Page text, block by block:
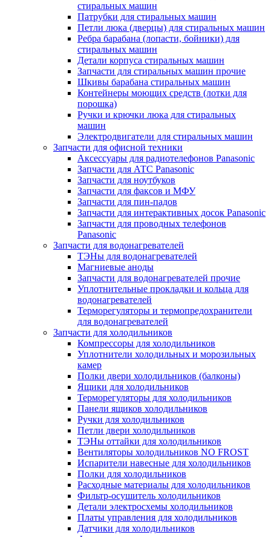
стиральных машин
Патрубки для стиральных машин
Петли люка (дверцы) для стиральных машин
Ребра барабана (лопасти, бойники) для
стиральных машин
Детали корпуса стиральных машин
Запчасти для стиральных машин прочие
Шкивы барабана стиральных машин
Контейнеры моющих средств (лотки для
порошка)
Ручки и крючки люка для стиральных
машин
Электродвигатели для стиральных машин
Запчасти для офисной техники
Аксессуары для радиотелефонов Panasonic
Запчасти для АТС Panasonic
Запчасти для ноутбуков
Запчасти для факсов и МФУ
Запчасти для пин-падов
Запчасти для интерактивных досок Panasonic
Запчасти для проводных телефонов
Panasonic
Запчасти для водонагревателей
ТЭНы для водонагревателей
Магниевые аноды
Запчасти для водонагревателей прочие
Уплотнительные прокладки и кольца для
водонагревателей
Терморегуляторы и термопредохранители
для водонагревателей
Запчасти для холодильников
Компрессоры для холодильников
Уплотнители холодильных и морозильных
камер
Полки двери холодильников (балконы)
Ящики для холодильников
Терморегуляторы для холодильников
Панели ящиков холодильников
Ручки для холодильников
Петли двери холодильников
ТЭНы оттайки для холодильников
Вентиляторы холодильников NO FROST
Испарители навесные для холодильников
Полки для холодильников
Расходные материалы для холодильников
Фильтр-осушитель холодильников
Детали электросхемы холодильников
Платы управления для холодильников
Датчики для холодильников